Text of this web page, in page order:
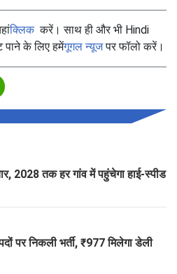
क्लिककरें। साथ ही और भी Hindi
पाने के लिए हमेंगूगल न्यूजपर फॉलो करें।
2028 तक हर गांव में पहुंचेगा हाई-स्पीड
पर निकली भर्ती, ₹977 मिलेगा डेली